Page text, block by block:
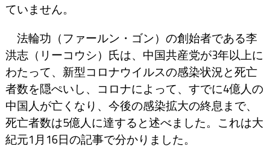
ていません。
法輪功（ファールン・ゴン）の創始者である李
洪志（リーコウシ）氏は、中国共産党が3年以上に
わたって、新型コロナウイルスの感染状況と死亡
者数を隠ぺいし、コロナによって、すでに4億人の
中国人が亡くなり、今後の感染拡大の終息まで、
死亡者数は5億人に達すると述べました。これは大
紀元1月16日の記事で分かりました。